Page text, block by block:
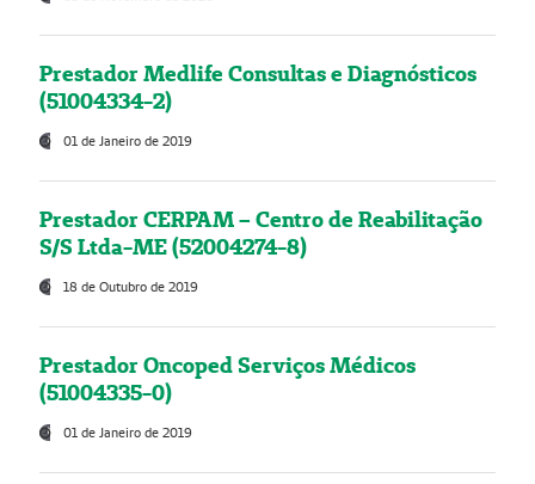
Prestador Medlife Consultas e Diagnósticos
(51004334-2)
01 de Janeiro de 2019
Prestador CERPAM – Centro de Reabilitação
S/S Ltda-ME (52004274-8)
18 de Outubro de 2019
Prestador Oncoped Serviços Médicos
(51004335-0)
01 de Janeiro de 2019